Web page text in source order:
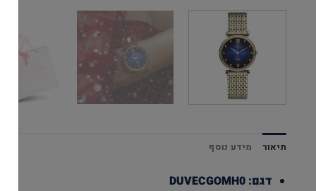
תיאור מידע נוסף
דגם: DUVECGOMH0